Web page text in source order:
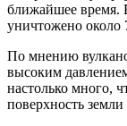
ближайшее время.
уничтожено
По мнению
высоким
настолько много,
поверхность